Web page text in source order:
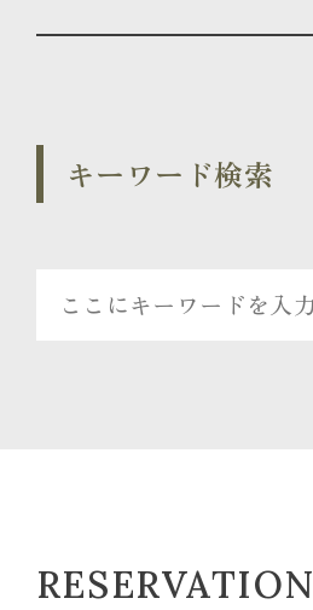
キーワード検索
RESERVATION